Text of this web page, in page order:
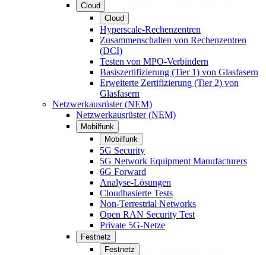
Cloud
Cloud
Hyperscale-Rechenzentren
Zusammenschalten von Rechenzentren
(DCI)
Testen von MPO-Verbindern
Basiszertifizierung (Tier 1) von Glasfasern
Erweiterte Zertifizierung (Tier 2) von
Glasfasern
Netzwerkausrüster (NEM)
Netzwerkausrüster (NEM)
Mobilfunk
Mobilfunk
5G Security
5G Network Equipment Manufacturers
6G Forward
Analyse-Lösungen
Cloudbasierte Tests
Non-Terrestrial Networks
Open RAN Security Test
Private 5G-Netze
Festnetz
Festnetz